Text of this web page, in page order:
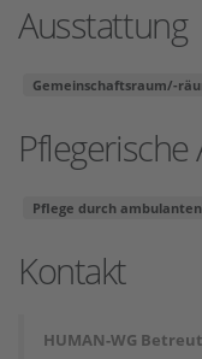
Ausstattung
Gemeinschaftsraum/-
Pflege durch
Kontakt
HUMAN-WG